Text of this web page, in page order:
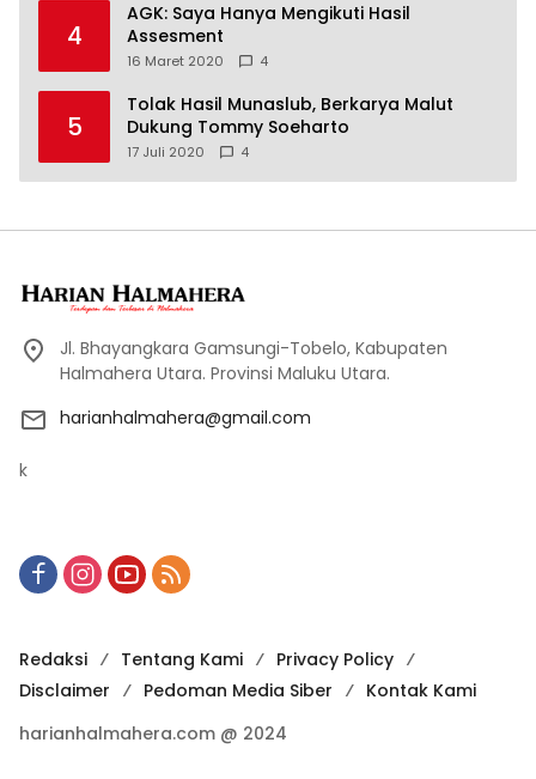
4
AGK: Saya Hanya Mengikuti Hasil
Assesment
16 Maret 2020 4
5
Tolak Hasil Munaslub, Berkarya Malut
Dukung Tommy Soeharto
17 Juli 2020 4
Jl. Bhayangkara Gamsungi-Tobelo, Kabupaten
Halmahera Utara. Provinsi Maluku Utara.
harianhalmahera@gmail.com
k
Redaksi Tentang Kami
Privacy Policy
Disclaimer
Pedoman Media Siber
Kontak Kami
harianhalmahera.com @ 2024